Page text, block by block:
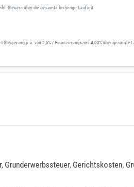
Steuern über die gesamte bisherige Laufzeit.
p.a. von 2,5% / Finanzierungszins 4,00% über
Gerichtskosten,